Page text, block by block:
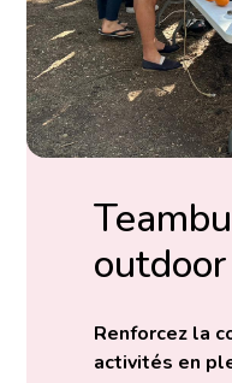
outdoor
Renforcez la
activités en